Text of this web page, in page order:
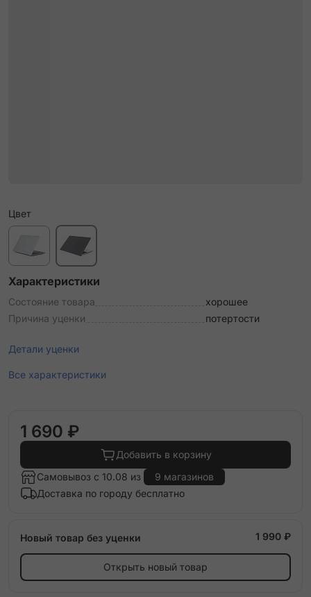
Цвет
Характеристики
Состояние товара
хорошее
Причина уценки
потертости
Детали уценки
Все характеристики
1 690 ₽
Добавить в корзину
Самовывоз с 10.08 из
9 магазинов
Доставка по городу бесплатно
Новый товар без уценки 1 990 ₽
Открыть новый товар